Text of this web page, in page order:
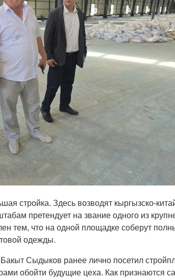
стройка. Здесь возводят кыргызско-
претендует на звание одного из
тем, что на одной площадке соберут
одежды.
Сыдыков ранее лично посетил
обойти будущие цеха. Как признаются